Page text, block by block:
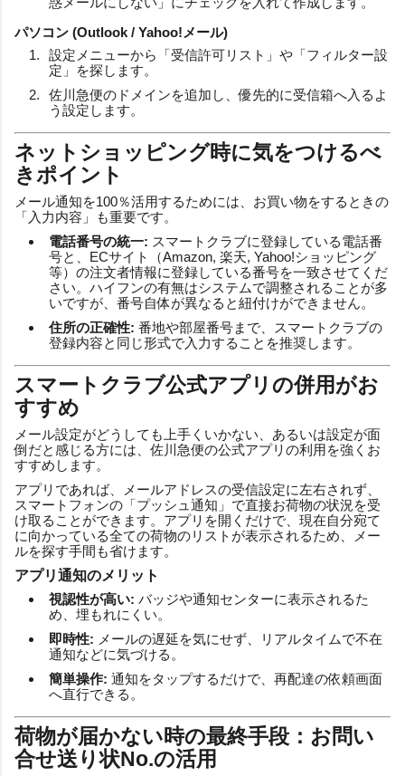
パソコン (Outlook / Yahoo!メール)
設定メニューから「受信許可リスト」や「フィルター設
定」を探します。
佐川急便のドメインを追加し、優先的に受信箱へ入るよ
う設定します。
ネットショッピング時に気をつけるべ
きポイント
メール通知を100％活用するためには、お買い物をするときの
「入力内容」も重要です。
電話番号の統一: スマートクラブに登録している電話番
号と、ECサイト（Amazon, 楽天, Yahoo!ショッピング
等）の注文者情報に登録している番号を一致させてくだ
さい。ハイフンの有無はシステムで調整されることが多
いですが、番号自体が異なると紐付けができません。
住所の正確性: 番地や部屋番号まで、スマートクラブの
登録内容と同じ形式で入力することを推奨します。
スマートクラブ公式アプリの併用がお
すすめ
メール設定がどうしても上手くいかない、あるいは設定が面
倒だと感じる方には、佐川急便の公式アプリの利用を強くお
すすめします。
アプリであれば、メールアドレスの受信設定に左右されず、
スマートフォンの「プッシュ通知」で直接お荷物の状況を受
け取ることができます。アプリを開くだけで、現在自分宛て
に向かっている全ての荷物のリストが表示されるため、メー
ルを探す手間も省けます。
アプリ通知のメリット
視認性が高い: バッジや通知センターに表示されるた
め、埋もれにくい。
即時性: メールの遅延を気にせず、リアルタイムで不在
通知などに気づける。
簡単操作: 通知をタップするだけで、再配達の依頼画面
へ直行できる。
荷物が届かない時の最終手段：お問い
合せ送り状No.の活用